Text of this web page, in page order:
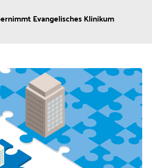
Evangelisches Klinikum